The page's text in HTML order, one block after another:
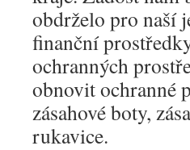
obdrželo pro naší
finanční
ochranných
obnovit ochranné
zásahové boty,
rukavice.